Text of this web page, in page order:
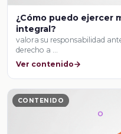
¿Cómo puedo ejercer
integral?
valora su responsabilidad
derecho a …
Ver contenido
CONTENIDO